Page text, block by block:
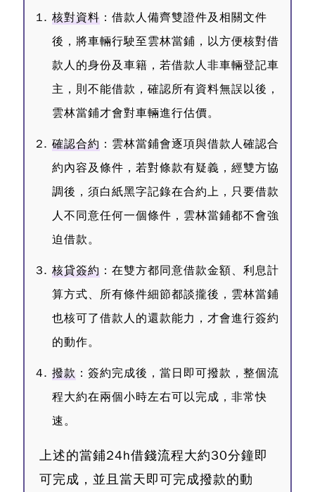
核對資料 ：借款人備齊雙證件及相關文件
後，將車輛行駛至雲林當鋪，以方便核對借
款人的身份及車籍，若借款人非車輛登記車
主，則不能借款，確認所有資料無誤以後，
雲林當鋪才會對車輛進行估價。
確認合約 ：雲林當鋪會逐項與借款人確認合
約內容及條件，若對條款有疑義，經雙方協
調後，須白紙黑字記錄在合約上，只要借款
人不同意任何一個條件，雲林當鋪都不會強
迫借款。
核貸簽約 ：在雙方都同意借款金額、利息計
算方式、所有條件細節都談攏後，雲林當鋪
也核可了借款人的還款能力，才會進行簽約
的動作。
撥款 ：簽約完成後，當日即可撥款，整個流
程大約在兩個小時左右可以完成，非常快
速。
上述的當鋪24h借錢流程大約30分鐘即
可完成，並且當天即可完成撥款的動